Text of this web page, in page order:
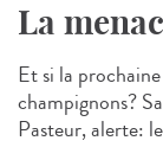
La
Et si la
champignons?
Pasteur, alerte: